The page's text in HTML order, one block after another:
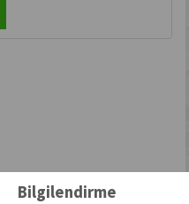
Bilgilendirme